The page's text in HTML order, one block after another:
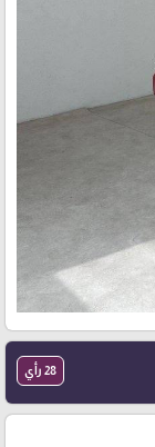
28 رأي